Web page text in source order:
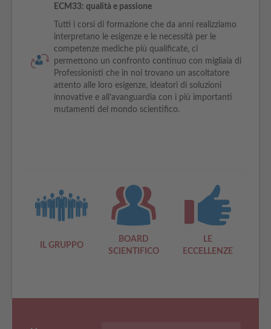
ECM33: qualità e passione
Tutti i corsi di formazione che da anni realizziamo
interpretano le esigenze e le necessità per le
competenze mediche più qualificate, ci
permettono un confronto continuo con migliaia di
Professionisti che in noi trovano un ascoltatore
attento alle loro esigenze, ideatori di soluzioni
innovative e all’avanguardia con i più importanti
mutamenti del mondo scientifico.
IL GRUPPO
BOARD
SCIENTIFICO
LE
ECCELLENZE